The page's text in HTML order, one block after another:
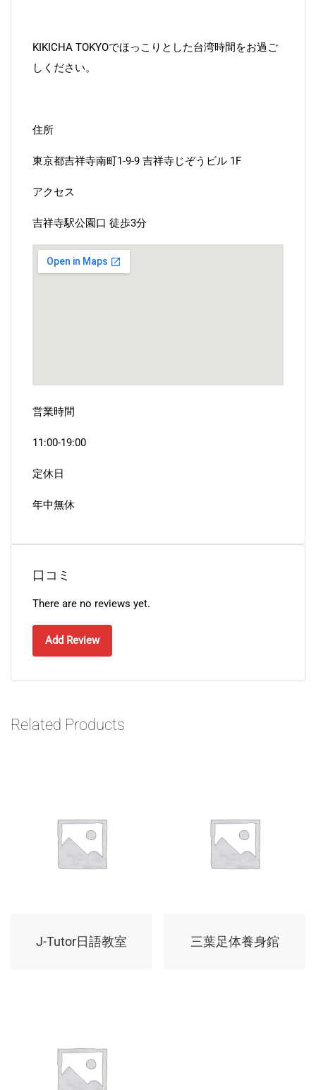
KIKICHA TOKYOでほっこりとした台湾時間をお過ご
しください。
住所
東京都吉祥寺南町1-9-9 吉祥寺じぞうビル 1F
アクセス
吉祥寺駅公園口 徒歩3分
営業時間
11:00-19:00
定休日
年中無休
口コミ
There are no reviews yet.
Add Review
Related Products
J-Tutor日語教室 三葉足体養身錧